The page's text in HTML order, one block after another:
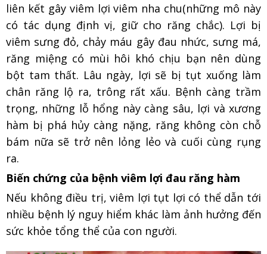
liên kết gây viêm lợi viêm nha chu(những mô này
có tác dụng định vị, giữ cho răng chắc). Lợi bị
viêm sưng đỏ, chảy máu gây đau nhức, sưng má,
răng miệng có mùi hôi khó chịu bạn nên dùng
bột tam thất. Lâu ngày, lợi sẽ bị tụt xuống làm
chân răng lộ ra, trông rất xấu. Bệnh càng trầm
trọng, những lỗ hổng này càng sâu, lợi và xương
hàm bị phá hủy càng nặng, răng không còn chỗ
bám nữa sẽ trở nên lỏng lẻo và cuối cùng rụng
ra.
Biến chứng của bệnh viêm lợi đau răng hàm
Nếu không điều trị, viêm lợi tụt lợi có thể dẫn tới
nhiều bệnh lý nguy hiểm khác làm ảnh hưởng đến
sức khỏe tổng thể của con người.